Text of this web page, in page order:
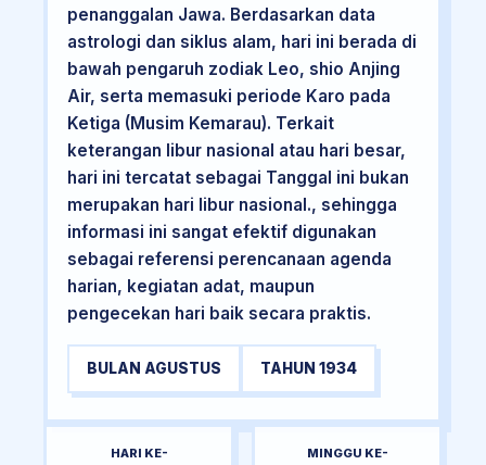
penanggalan Jawa. Berdasarkan data
astrologi dan siklus alam, hari ini berada di
bawah pengaruh zodiak Leo, shio Anjing
Air, serta memasuki periode Karo pada
Ketiga (Musim Kemarau). Terkait
keterangan libur nasional atau hari besar,
hari ini tercatat sebagai Tanggal ini bukan
merupakan hari libur nasional., sehingga
informasi ini sangat efektif digunakan
sebagai referensi perencanaan agenda
harian, kegiatan adat, maupun
pengecekan hari baik secara praktis.
BULAN AGUSTUS TAHUN 1934
HARI KE- MINGGU KE-